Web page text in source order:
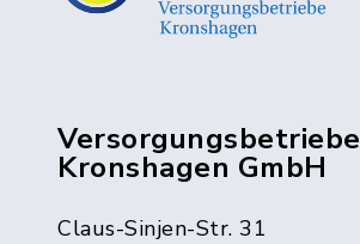
Versorgungsbetriebe
Kronshagen GmbH
Claus-Sinjen-Str. 31